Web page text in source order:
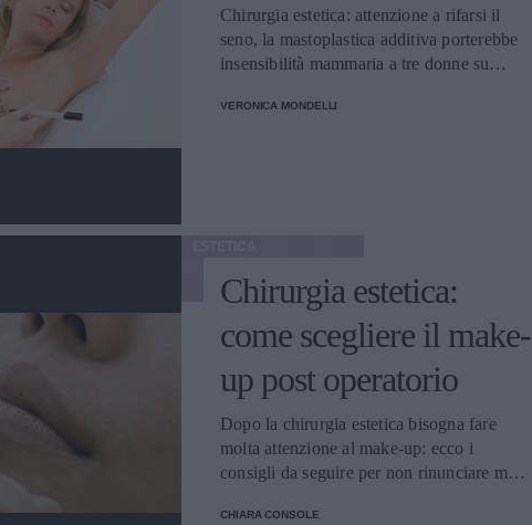
Chirurgia estetica: attenzione a rifarsi il
seno, la mastoplastica additiva porterebbe
insensibilità mammaria a tre donne su
VERONICA MONDELLI
Chirurgia estetica:
come scegliere il make-
up post operatorio
Dopo la chirurgia estetica bisogna fare
molta attenzione al make-up: ecco i
consigli da seguire per non rinunciare mai
CHIARA CONSOLE